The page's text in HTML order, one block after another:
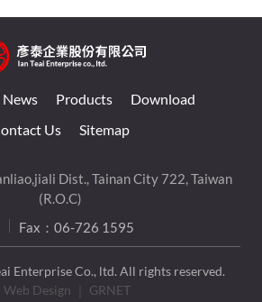
News Products
Download
Us
Sitemap
Dist., Tainan City 722, Taiwan
(R.O.C)
Fax：06-726 1595
Enterprise Co., ltd. All rights reserved.
Web Design ｜ GRNET